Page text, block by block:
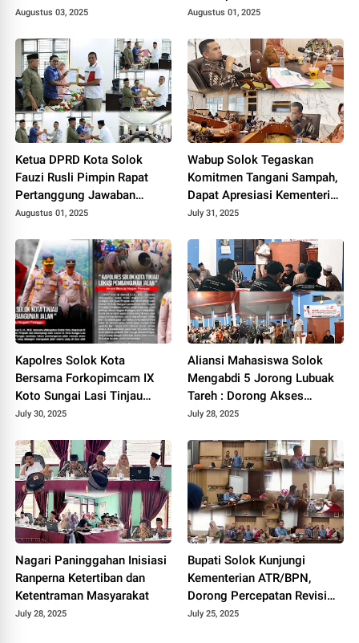
RPJMD Tahun 2025-2029.
Augustus 03, 2025
2029
Augustus 01, 2025
Ketua DPRD Kota Solok
Fauzi Rusli Pimpin Rapat
Pertanggung Jawaban
Pelaksanaan APBD Kota
Augustus 01, 2025
Wabup Solok Tegaskan
Komitmen Tangani Sampah,
Dapat Apresiasi Kementerian
Lingkungan Hidup.
July 31, 2025
Kapolres Solok Kota
Bersama Forkopimcam IX
Koto Sungai Lasi Tinjau
Pembangunan Jalan Menuju
July 30, 2025
Aliansi Mahasiswa Solok
Mengabdi 5 Jorong Lubuak
Tareh : Dorong Akses
Kesehatan, Pendidikan, dan
July 28, 2025
Nagari Paninggahan Inisiasi
Ranperna Ketertiban dan
Ketentraman Masyarakat
July 28, 2025
Bupati Solok Kunjungi
Kementerian ATR/BPN,
Dorong Percepatan Revisi
Perda RTRW Kabupaten
July 25, 2025